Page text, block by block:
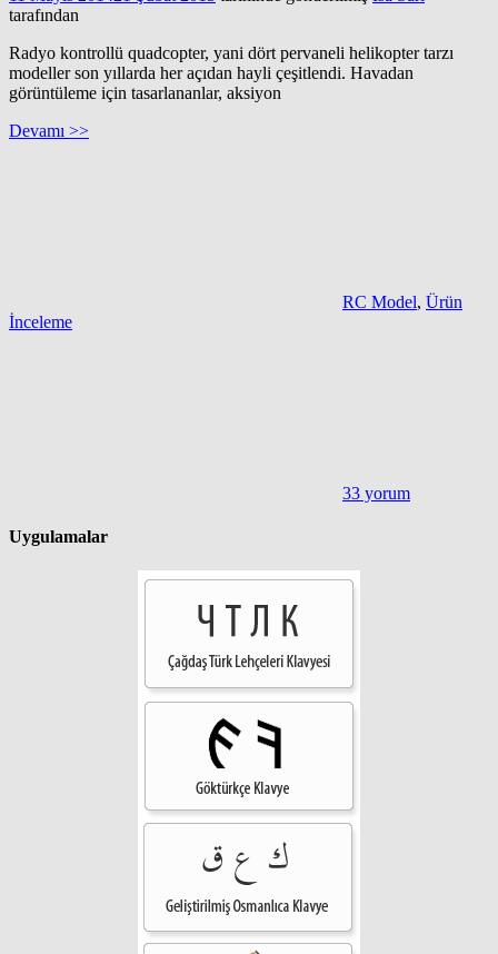
tarafından
Radyo kontrollü quadcopter, yani dört pervaneli helikopter tarzı
modeller son yıllarda her açıdan hayli çeşitlendi. Havadan
görüntüleme için tasarlananlar, aksiyon
Devamı >>
RC Model, Ürün
İnceleme
33 yorum
Uygulamalar